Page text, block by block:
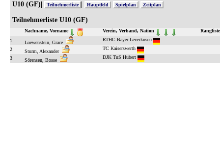
U10 (GF)| Teilnehmerliste Hauptfeld Spielplan Zeitplan
Teilnehmerliste U10 (GF)
Nachname, Vorname Verein, Verband, Nation
Rangliste
1
Loewenstein, Grace
RTHC Bayer Leverkusen
2
Sturm, Alexander
TC Kaiserswerth
3
Sörensen, Bosse
DJK TuS Hubert